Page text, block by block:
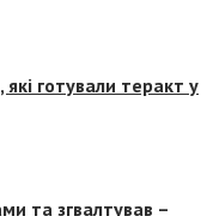
готували теракт у
та згвалтував –